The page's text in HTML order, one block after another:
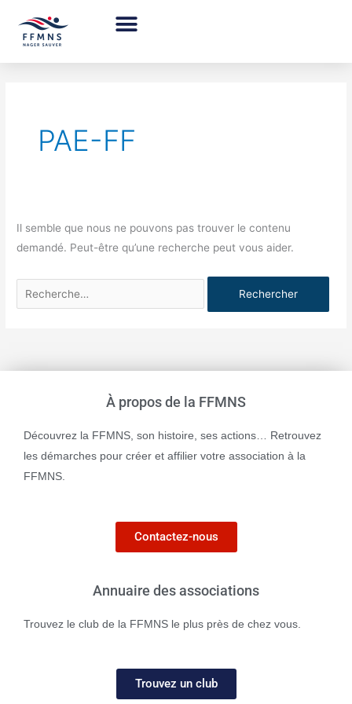
contenu
PAE-FF
Il semble que nous ne pouvons pas trouver le contenu
demandé. Peut-être qu’une recherche peut vous aider.
Rechercher :
À propos de la FFMNS
Découvrez la FFMNS, son histoire, ses actions… Retrouvez
les démarches pour créer et affilier votre association à la
FFMNS.
Contactez-nous
Annuaire des associations
Trouvez le club de la FFMNS le plus près de chez vous.
Trouvez un club